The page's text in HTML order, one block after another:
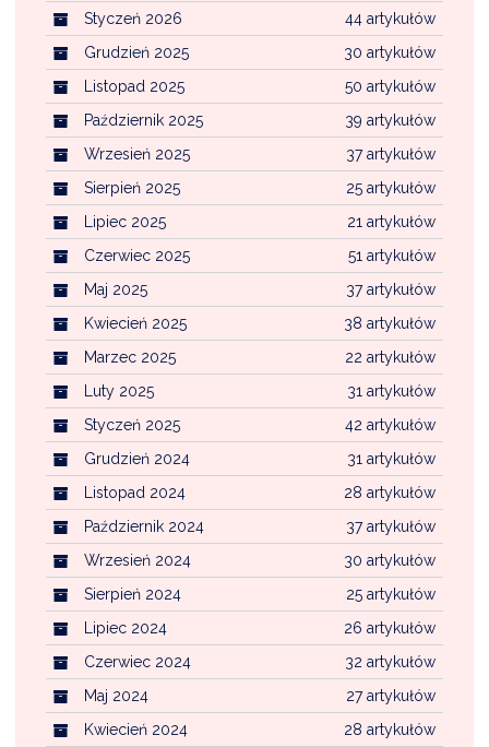
44 artykułów
Styczeń 2026
30 artykułów
Grudzień 2025
50 artykułów
Listopad 2025
39 artykułów
Październik 2025
37 artykułów
Wrzesień 2025
25 artykułów
Sierpień 2025
21 artykułów
Lipiec 2025
51 artykułów
Czerwiec 2025
37 artykułów
Maj 2025
38 artykułów
Kwiecień 2025
22 artykułów
Marzec 2025
31 artykułów
Luty 2025
42 artykułów
Styczeń 2025
31 artykułów
Grudzień 2024
28 artykułów
Listopad 2024
37 artykułów
Październik 2024
30 artykułów
Wrzesień 2024
25 artykułów
Sierpień 2024
26 artykułów
Lipiec 2024
32 artykułów
Czerwiec 2024
27 artykułów
Maj 2024
28 artykułów
Kwiecień 2024